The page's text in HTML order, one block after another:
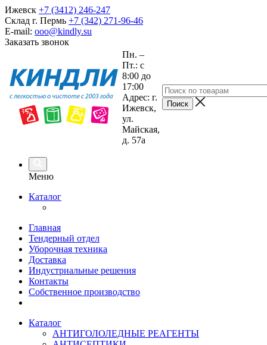
Ижевск +7 (3412) 246-247
Склад г. Пермь +7 (342) 271-96-46
E-mail: ooo@kindly.su
Заказать звонок
Пн. –
Пт.: с
8:00 до
17:00
Адрес: г.
Ижевск,
ул.
Майская,
д. 57а
Меню
Каталог
Главная
Тендерный отдел
Уборочная техника
Доставка
Индустриальные решения
Контакты
Собственное производство
Каталог
АНТИГОЛОЛЕДНЫЕ РЕАГЕНТЫ